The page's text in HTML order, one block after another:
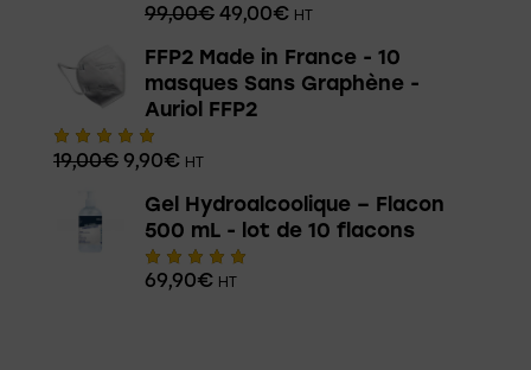
Note
sur 5
99,00€ 49,00€ HT
FFP2 Made in France - 10
masques Sans Graphène -
Auriol FFP2
Note
5.00
19,00€ 9,90€ HT
Gel Hydroalcoolique – Flacon
500 mL - lot de 10 flacons
Note
69,90€ HT